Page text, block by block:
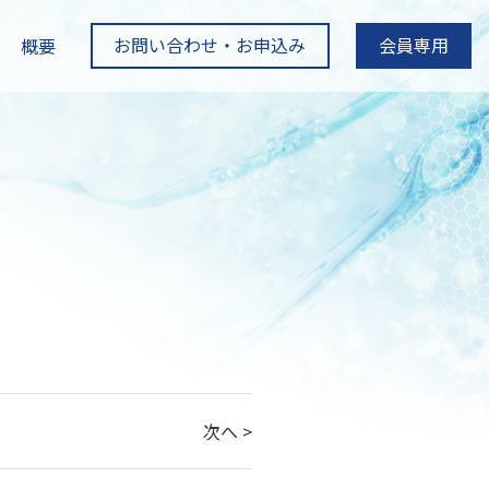
概要 お問い合わせ・お申込み 会員専用
次へ >